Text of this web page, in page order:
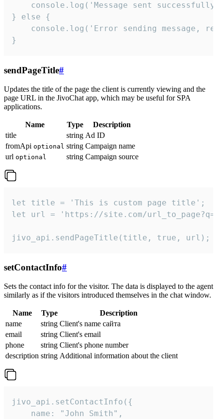
console.log('Message sent
} else {
console.log('Error sending message,
}
sendPageTitle#
Updates the title of the page the client is currently viewing and the
page URL in the JivoChat app, which may be useful for SPA
applications.
Name Type
Description
title
string Ad ID
fromApi optional string Campaign name
url optional string Campaign source
let title = 'This is custom page title';
let url = 'https://site.com/
jivo_api.sendPageTitle(title, true, url);
setContactInfo#
Sets the contact info for the visitor. The data is displayed to the agent
similarly as if the visitors introduced themselves in the chat window.
Name Type
Description
name
string Client's name сайта
email
string Client's email
phone
string Client's phone number
description string Additional information about the client
jivo_api.setContactInfo({
    name: "John Smith",